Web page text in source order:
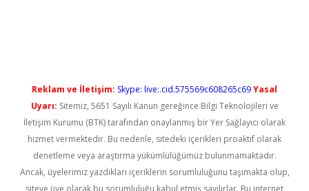
Reklam ve İletişim: Skype: live:.cid.575569c608265c69Yasal
Uyarı: Sitemiz, 5651 Sayılı Kanun gereğince Bilgi Teknolojileri ve
İletişim Kurumu (BTK) tarafından onaylanmış bir Yer Sağlayıcı olarak
hizmet vermektedir. Bu nedenle, sitedeki içerikleri proaktif olarak
denetleme veya araştırma yükümlülüğümüz bulunmamaktadır.
Ancak, üyelerimiz yazdıkları içeriklerin sorumluluğunu taşımakta olup,
siteye üye olarak bu sorumluluğu kabul etmiş sayılırlar. Bu internet